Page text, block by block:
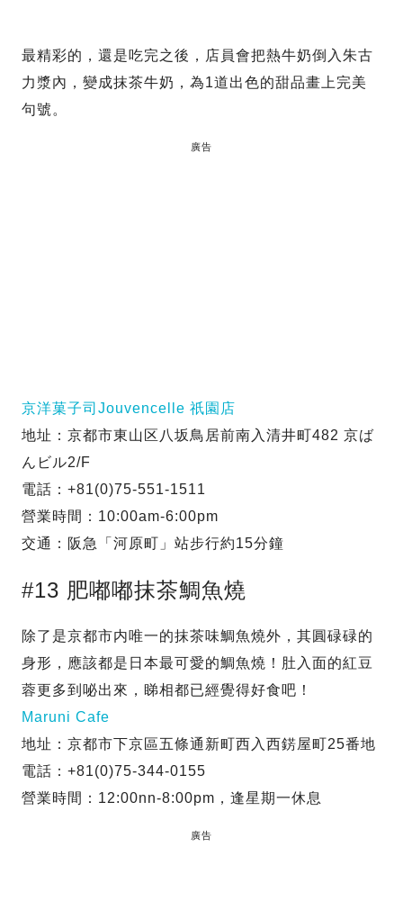
最精彩的，還是吃完之後，店員會把熱牛奶倒入朱古
力漿內，變成抹茶牛奶，為1道出色的甜品畫上完美
句號。
廣告
京洋菓子司Jouvencelle 祇園店
地址：京都市東山区八坂鳥居前南入清井町482 京ば
んビル2/F
電話：+81(0)75-551-1511
營業時間：10:00am-6:00pm
交通：阪急「河原町」站步行約15分鐘
#13 肥嘟嘟抹茶鯛魚燒
除了是京都市内唯一的抹茶味鯛魚燒外，其圓碌碌的
身形，應該都是日本最可愛的鯛魚燒！肚入面的紅豆
蓉更多到咇出來，睇相都已經覺得好食吧！
Maruni Cafe
地址：京都市下京區五條通新町西入西錺屋町25番地
電話：+81(0)75-344-0155
營業時間：12:00nn-8:00pm，逢星期一休息
廣告